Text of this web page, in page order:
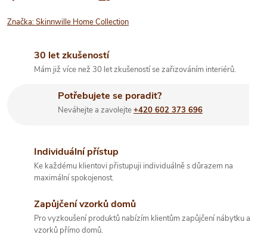
Značka:Skinnwille Home Collection
30 let zkušeností
Mám již více než 30 let zkušeností se zařizováním interiérů.
Potřebujete se poradit?
Neváhejte a zavolejte+420 602 373 696
Individuální přístup
Ke každému klientovi přistupuji individuálně s důrazem na
maximální spokojenost.
Zapůjčení vzorků domů
Pro vyzkoušení produktů nabízím klientům zapůjčení nábytku a
vzorků přímo domů.